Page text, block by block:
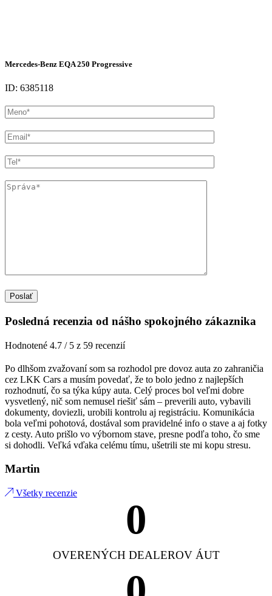
Mercedes-Benz EQA 250 Progressive
ID: 6385118
Posledná recenzia od nášho spokojného zákaznika
Hodnotené 4.7 / 5 z 59 recenzií
Po dlhšom zvažovaní som sa rozhodol pre dovoz auta zo zahraničia
cez LKK Cars a musím povedať, že to bolo jedno z najlepších
rozhodnutí, čo sa týka kúpy auta. Celý proces bol veľmi dobre
vysvetlený, nič som nemusel riešiť sám – preverili auto, vybavili
dokumenty, doviezli, urobili kontrolu aj registráciu. Komunikácia
bola veľmi pohotová, dostával som pravidelné info o stave a aj fotky
z cesty. Auto prišlo vo výbornom stave, presne podľa toho, čo sme
si dohodli. Veľká vďaka celému tímu, ušetrili ste mi kopu stresu.
Martin
Všetky recenzie
OVERENÝCH DEALEROV ÁUT
0